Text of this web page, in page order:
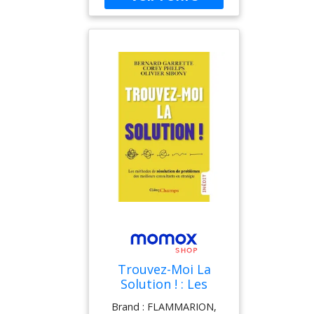
Citations Et
Diplôme Du Meilleur
Instituteur
Ma petite librairie
Trouvez-Moi La
Solution ! : Les
Méthodes De
Brand : FLAMMARION,